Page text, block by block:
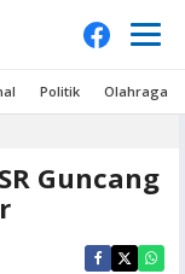
Politik Olahraga
Guncang